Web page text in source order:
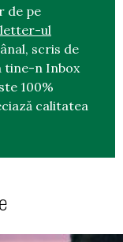
de pe
ul
scris de
tine-n Inbox
100%
calitatea